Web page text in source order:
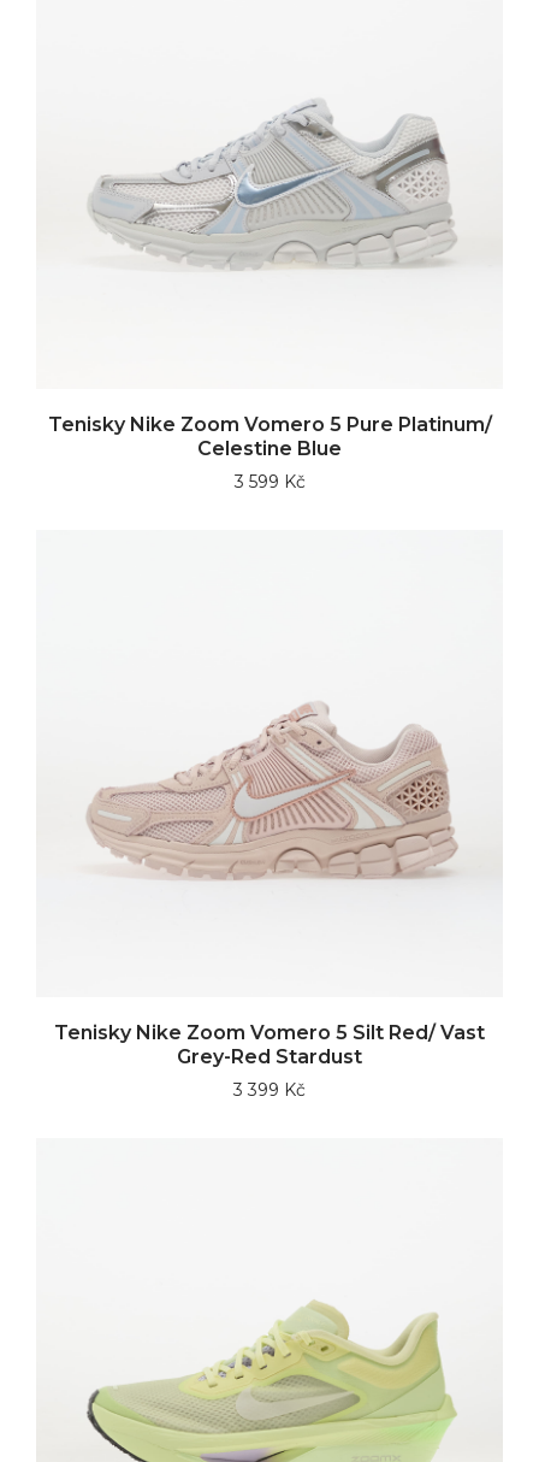
Tenisky Nike Zoom Vomero 5 Pure Platinum/
Celestine Blue
3 599 Kč
Tenisky Nike Zoom Vomero 5 Silt Red/ Vast
Grey-Red Stardust
3 399 Kč